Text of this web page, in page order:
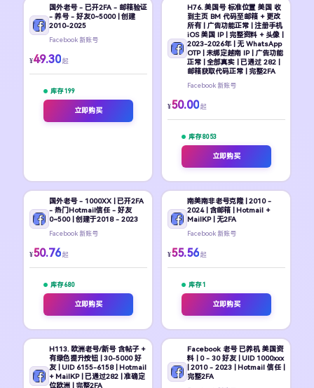
国外老号 - 已开2FA - 邮箱验证
- 养号 - 好友0~5000 | 创建
2010-2025
Facebook 新账号
¥49.30 起
库存 199
立即购买
H76. 美国号 标准位置 美国 收
到主页 BM 代码至邮箱 + 更改
所有 | 广告功能正常 | 注册手机
iOS 美国 IP | 完整资料 + 头像 |
2023-2026年 | 无 WhatsApp
OTP | 未绑定越南 IP | 广告功能
正常 | 全部真实 | 已通过 282 |
邮箱获取代码正常 | 完整2FA
Facebook 新账号
¥50.00 起
库存 8053
立即购买
国外老号 - 1000XX | 已开2FA
- 热门Hotmail信任 - 好友
0~500 | 创建于2018 - 2023
Facebook 新账号
¥50.76 起
库存 680
立即购买
南美南非老号克隆 | 2010 -
2024 | 含邮箱 | Hotmail +
MailKP | 无2FA
Facebook 新账号
¥55.56 起
库存 1
立即购买
H113. 欧洲老号/新号 含帖子 +
有绿色提升按钮 | 30-5000 好
友 | UID 6155-6158 | Hotmail
+ MailKP | 已通过282 | 准确定
位欧洲 | 完整2FA
Facebook 老号 已养机 美国资
料 | 0 - 30 好友 | UID 1000xxx
| 2010 - 2023 | Hotmail 信任 |
完整2FA